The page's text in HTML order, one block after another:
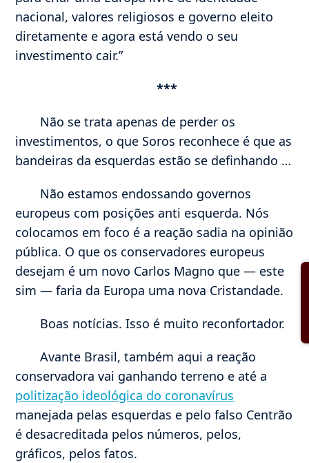
nacional, valores religiosos e governo eleito
diretamente e agora está vendo o seu
investimento cair.”
***
Não se trata apenas de perder os
investimentos, o que Soros reconhece é que as
bandeiras da esquerdas estão se definhando …
Não estamos endossando governos
europeus com posições anti esquerda. Nós
colocamos em foco é a reação sadia na opinião
pública. O que os conservadores europeus
desejam é um novo Carlos Magno que — este
sim — faria da Europa uma nova Cristandade.
Boas notícias. Isso é muito reconfortador.
Avante Brasil, também aqui a reação
conservadora vai ganhando terreno e até a
politização ideológica do coronavírus
manejada pelas esquerdas e pelo falso Centrão
é desacreditada pelos números, pelos,
gráficos, pelos fatos.